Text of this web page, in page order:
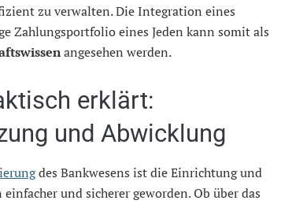
zu verwalten. Die Integration eines
Zahlungsportfolio eines Jeden kann somit als
angesehen werden.
erklärt:
und Abwicklung
des Bankwesens ist die Einrichtung und
und sicherer geworden. Ob über das